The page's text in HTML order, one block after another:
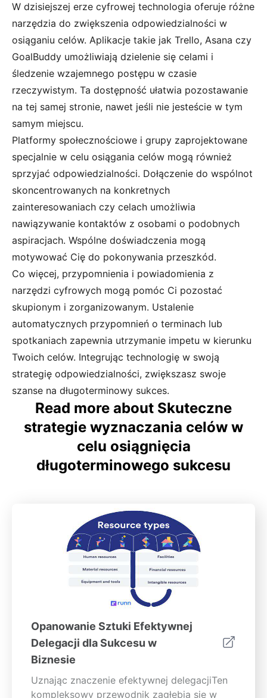
W dzisiejszej erze cyfrowej technologia oferuje różne
narzędzia do zwiększenia odpowiedzialności w
osiąganiu celów. Aplikacje takie jak Trello, Asana czy
GoalBuddy umożliwiają dzielenie się celami i
śledzenie wzajemnego postępu w czasie
rzeczywistym. Ta dostępność ułatwia pozostawanie
na tej samej stronie, nawet jeśli nie jesteście w tym
samym miejscu.
Platformy społecznościowe i grupy zaprojektowane
specjalnie w celu osiągania celów mogą również
sprzyjać odpowiedzialności. Dołączenie do wspólnot
skoncentrowanych na konkretnych
zainteresowaniach czy celach umożliwia
nawiązywanie kontaktów z osobami o podobnych
aspiracjach. Wspólne doświadczenia mogą
motywować Cię do pokonywania przeszkód.
Co więcej, przypomnienia i powiadomienia z
narzędzi cyfrowych mogą pomóc Ci pozostać
skupionym i zorganizowanym. Ustalenie
automatycznych przypomnień o terminach lub
spotkaniach zapewnia utrzymanie impetu w kierunku
Twoich celów. Integrując technologię w swoją
strategię odpowiedzialności, zwiększasz swoje
szanse na długoterminowy sukces.
Read more about Skuteczne
strategie wyznaczania celów w
celu osiągnięcia
długoterminowego sukcesu
Opanowanie Sztuki Efektywnej
Delegacji dla Sukcesu w
Biznesie
Uznając znaczenie efektywnej delegacjiTen
kompleksowy przewodnik zagłębia się w